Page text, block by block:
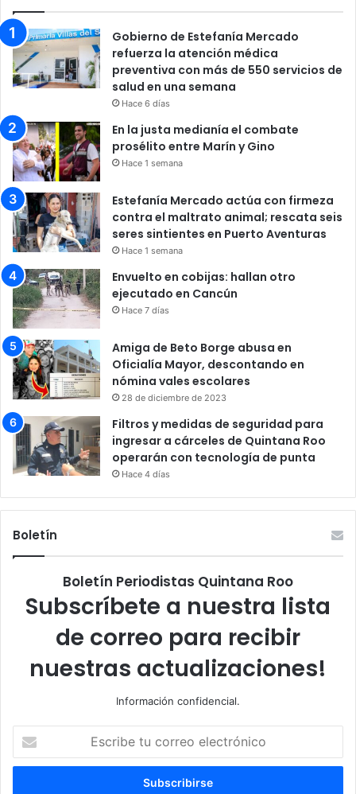
Gobierno de Estefanía Mercado
refuerza la atención médica
preventiva con más de 550 servicios de
salud en una semana
Hace 6 días
En la justa medianía el combate
prosélito entre Marín y Gino
Hace 1 semana
Estefanía Mercado actúa con firmeza
contra el maltrato animal; rescata seis
seres sintientes en Puerto Aventuras
Hace 1 semana
Envuelto en cobijas: hallan otro
ejecutado en Cancún
Hace 7 días
Amiga de Beto Borge abusa en
Oficialía Mayor, descontando en
nómina vales escolares
28 de diciembre de 2023
Filtros y medidas de seguridad para
ingresar a cárceles de Quintana Roo
operarán con tecnología de punta
Hace 4 días
Boletín
Boletín Periodistas Quintana Roo
Subscríbete a nuestra lista
de correo para recibir
nuestras actualizaciones!
Información confidencial.
correo